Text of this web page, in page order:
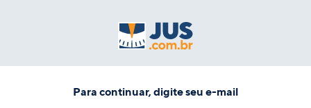
Para continuar, digite seu e-mail